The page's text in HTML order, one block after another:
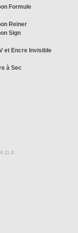
Formule
Reiner
Sign
et Encre Invisible
à Sec